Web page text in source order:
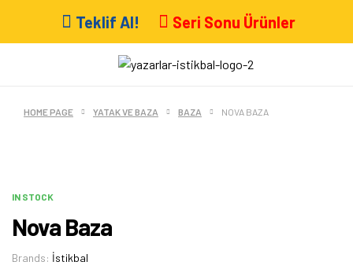
Teklif Al! Seri Sonu Ürünler
HOME PAGE YATAK VE BAZA BAZA NOVA BAZA
IN STOCK
Nova Baza
Brands: İstikbal